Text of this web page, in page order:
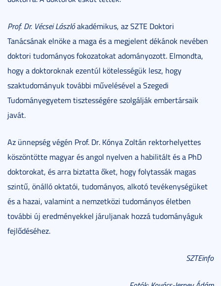
Prof. Dr. Vécsei Lászlóakadémikus, az SZTE Doktori
Tanácsának elnöke a maga és a megjelent dékánok nevében
doktori tudományos fokozatokat adományozott. Elmondta,
hogy a doktoroknak ezentúl kötelességük lesz, hogy
szaktudományuk további művelésével a Szegedi
Tudományegyetem tisztességére szolgálják embertársaik
javát.
Az ünnepség végén Prof. Dr. Kónya Zoltán rektorhelyettes
köszöntötte magyar és angol nyelven a habilitált és a PhD
doktorokat, és arra biztatta őket, hogy folytassák magas
szintű, önálló oktatói, tudományos, alkotó tevékenységüket
és a hazai, valamint a nemzetközi tudományos életben
további új eredményekkel járuljanak hozzá tudományáguk
fejlődéséhez.
SZTEinfo